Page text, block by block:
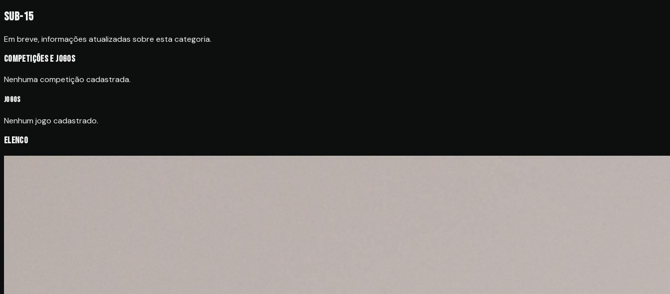
Sub-15
Em breve, informações atualizadas sobre esta categoria.
Competições e jogos
Nenhuma competição cadastrada.
Jogos
Nenhum jogo cadastrado.
Elenco